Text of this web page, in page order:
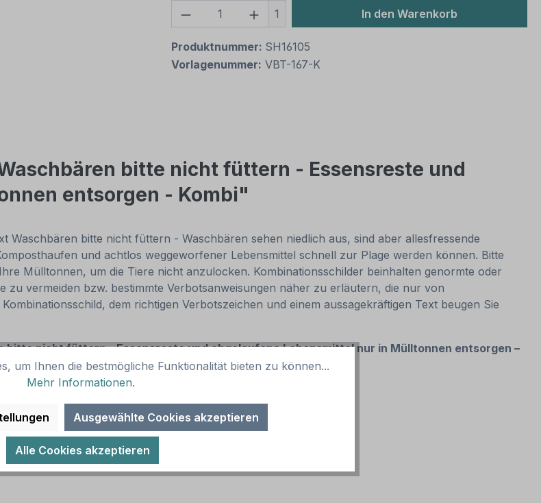
Produkt Anzahl: Gib den gewünschten Wert
1 In den Warenkorb
Produktnummer: SH16105
Vorlagenummer: VBT-167-K
bitte nicht füttern - Essensreste und
entsorgen - Kombi"
Waschbären bitte nicht füttern - Waschbären sehen niedlich aus, sind aber allesfressende
und achtlos weggeworfener Lebensmittel schnell zur Plage werden können. Bitte
Mülltonnen, um die Tiere nicht anzulocken. Kombinationsschilder beinhalten genormte oder
zu vermeiden bzw. bestimmte Verbotsanweisungen näher zu erläutern, die nur von
dem richtigen Verbotszeichen und einem aussagekräftigen Text beugen Sie
bitte nicht füttern - Essensreste und abgelaufene Lebensmittel nur in Mülltonnen entsorgen –
und Rahmen. Alternative Ausführungen sind möglich.
um Ihnen die bestmögliche Funktionalität bieten zu können...
Mehr Informationen.
Ausgewählte Cookies akzeptieren
Alle Cookies akzeptieren